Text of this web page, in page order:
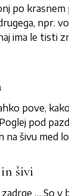
po
npr.
ima le tisti
pove,
pod
na šivu med
šivi
zadrge … So